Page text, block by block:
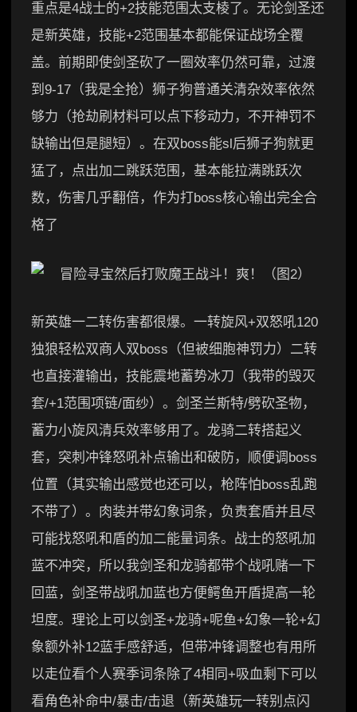
重点是4战士的+2技能范围太支棱了。无论剑圣还
是新英雄，技能+2范围基本都能保证战场全覆
盖。前期即使剑圣砍了一圈效率仍然可靠，过渡
到9-17（我是全抢）狮子狗普通关清杂效率依然
够力（抢劫刷材料可以点下移动力，不开神罚不
缺输出但是腿短）。在双boss能sl后狮子狗就更
猛了，点出加二跳跃范围，基本能拉满跳跃次
数，伤害几乎翻倍，作为打boss核心输出完全合
格了
新英雄一二转伤害都很爆。一转旋风+双怒吼120
独狼轻松双商人双boss（但被细胞神罚力）二转
也直接灌输出，技能震地蓄势冰刀（我带的毁灭
套/+1范围项链/面纱）。剑圣兰斯特/劈砍圣物，
蓄力小旋风清兵效率够用了。龙骑二转搭起义
套，突刺冲锋怒吼补点输出和破防，顺便调boss
位置（其实输出感觉也还可以，枪阵怕boss乱跑
不带了）。肉装并带幻象词条，负责套盾并且尽
可能找怒吼和盾的加二能量词条。战士的怒吼加
蓝不冲突，所以我剑圣和龙骑都带个战吼赌一下
回蓝，剑圣带战吼加蓝也方便鳄鱼开盾提高一轮
坦度。理论上可以剑圣+龙骑+呢鱼+幻象一轮+幻
象额外补12蓝手感舒适，但带冲锋调整也有用所
以走位看个人赛季词条除了4相同+吸血剩下可以
看角色补命中/暴击/击退（新英雄玩一转别点闪